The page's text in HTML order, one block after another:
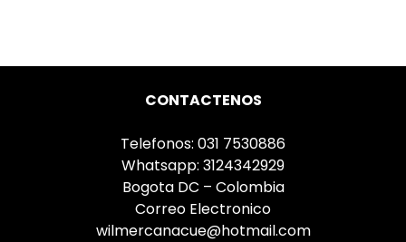
CONTACTENOS
Telefonos: 031 7530886
Whatsapp: 3124342929
Bogota DC – Colombia
Correo Electronico
wilmercanacue@hotmail.com